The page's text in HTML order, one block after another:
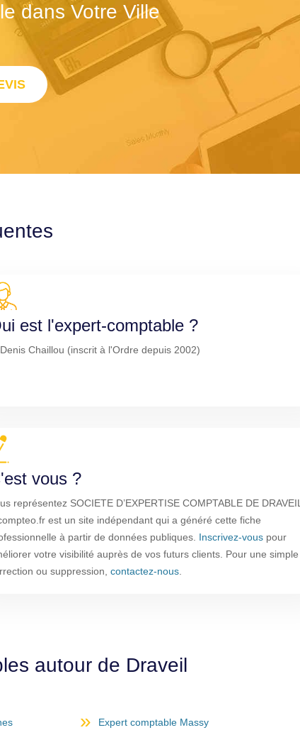
dans Votre Ville
est l'expert-comptable ?
Chaillou (inscrit à l'Ordre depuis 2002)
vous ?
représentez SOCIETE D’EXPERTISE COMPTABLE DE DRAVEIL
est un site indépendant qui a généré cette fiche
à partir de données publiques. Inscrivez-vous pour
votre visibilité auprès de vos futurs clients. Pour une simple
ou suppression, contactez-nous
autour de Draveil
Expert comptable Massy